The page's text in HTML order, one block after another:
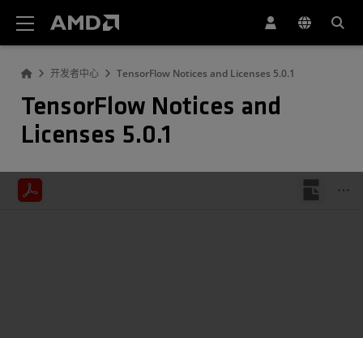
开发者中心 TensorFlow Notices and Licenses 5.0.1
TensorFlow Notices and
Licenses 5.0.1